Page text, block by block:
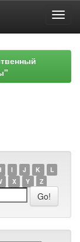
I J K
L
X Y Z